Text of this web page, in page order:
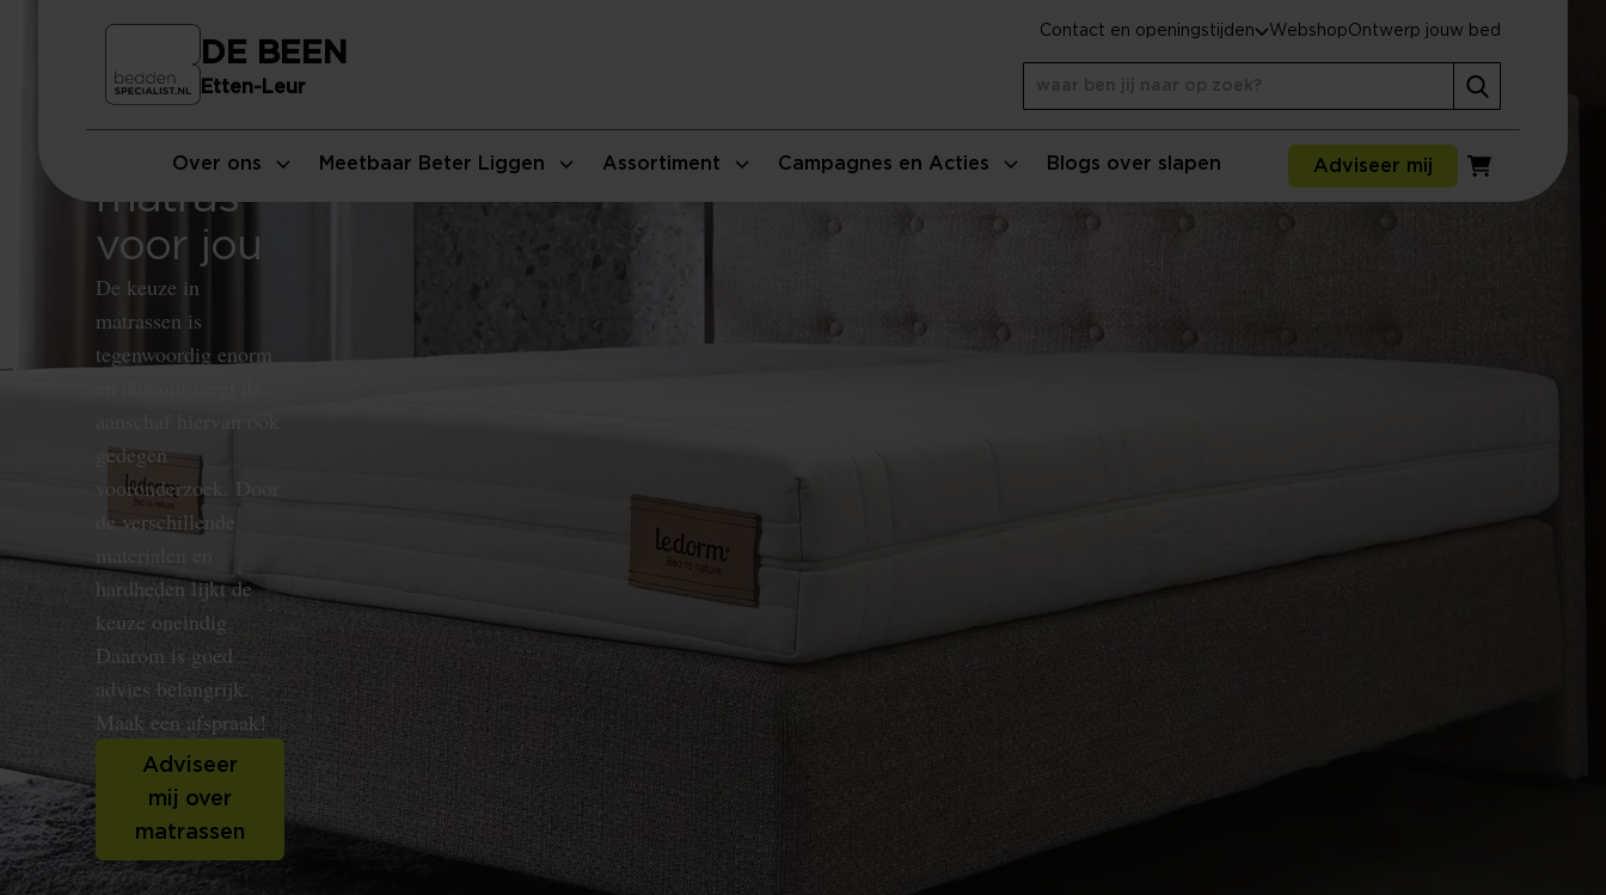
Over ons Meetbaar Beter Liggen Assortiment Campagnes en Acties Blogs over slapen Adviseer mij
Winkelwagen
DE BEEN
Etten-Leur
Contact en openingstijden WebshopOntwerp jouw bed
Vind het
beste
matras
voor jou
De keuze in
matrassen is
tegenwoordig enorm
gedegen
vooronderzoek. Door
de verschillende
hardheden lijkt de
keuze oneindig.
Daarom is goed
advies belangrijk.
Maak een afspraak!
Adviseer
mij over
matrassen